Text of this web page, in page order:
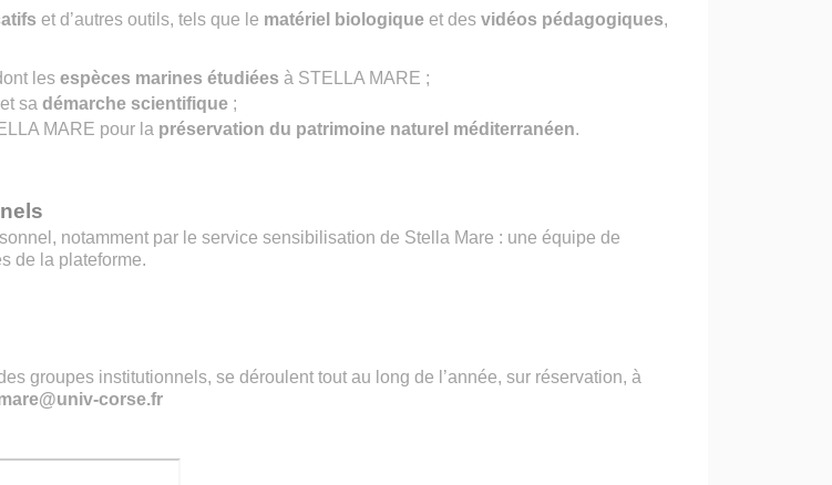
et d’autres outils, tels que le matériel biologique et desvidéos pédagogiques,
lesespèces marines étudiées à STELLA MARE ;
sadémarche scientifique ;
MARE pour la préservation du patrimoine naturel méditerranéen.
notamment par le service sensibilisation de Stella Mare : une équipe de
de la plateforme.
groupes institutionnels, se déroulent tout au long de l’année, sur réservation, à
corse.fr